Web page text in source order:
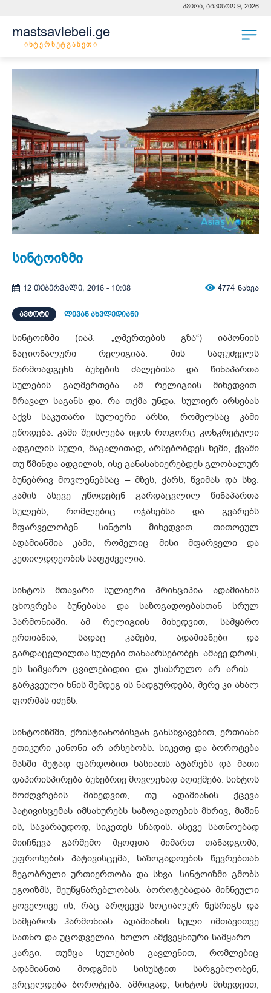
კვირა, აგვისტო 9, 2026
mastsavlebeli.ge
ინტერნეტგაზეთი
სინტოიზმი
12 თებერვალი, 2016 - 10:08 4774 ნახვა
ᲐᲕᲢᲝᲠᲘ ლევან ახვლედიანი
სინტოიზმი (იაპ. „ღმერთების გზა“) იაპონიის
ნაციონალური რელიგიაა. მის საფუძველს
წარმოადგენს ბუნების ძალებისა და წინაპართა
სულების გაღმერთება. ამ რელიგიის მიხედვით,
მრავალ საგანს და, რა თქმა უნდა, სულიერ არსებას
აქვს საკუთარი სულიერი არსი, რომელსაც კამი
ეწოდება. კამი შეიძლება იყოს როგორც კონკრეტული
ადგილის სული, მაგალითად, არსებობდეს ხეში, ქვაში
თუ წმინდა ადგილას, ისე განასახიერებდეს გლობალურ
ბუნებრივ მოვლენებსაც – მზეს, ქარს, წვიმას და სხვ.
კამის ასევე უწოდებენ გარდაცვლილ წინაპართა
სულებს, რომლებიც ოჯახებსა და გვარებს
მფარველობენ. სინტოს მიხედვით, თითოეულ
ადამიანშია კამი, რომელიც მისი მფარველი და
კეთილდღეობის საფუძველია.
სინტოს მთავარი სულიერი პრინციპია ადამიანის
ცხოვრება ბუნებასა და საზოგადოებასთან სრულ
ჰარმონიაში. ამ რელიგიის მიხედვით, სამყარო
ერთიანია, სადაც კამები, ადამიანები და
გარდაცვლილთა სულები თანაარსებობენ. ამავე დროს,
ეს სამყარო ცვალებადია და უსასრულო არ არის –
გარკვეული ხნის შემდეგ ის ნადგურდება, მერე კი ახალ
ფორმას იძენს.
სინტოიზმში, ქრისტიანობისგან განსხვავებით, ერთიანი
ეთიკური კანონი არ არსებობს. სიკეთე და ბოროტება
მასში მეტად ფარდობით ხასიათს ატარებს და მათი
დაპირისპირება ბუნებრივ მოვლენად აღიქმება. სინტოს
მოძღვრების მიხედვით, თუ ადამიანის ქცევა
პატივისცემას იმსახურებს საზოგადოების მხრივ, მაშინ
ის, სავარაუდოდ, სიკეთეს სჩადის. ასევე სათნოებად
მიიჩნევა გარშემო მყოფთა მიმართ თანადგომა,
უფროსების პატივისცემა, საზოგადოების წევრებთან
მეგობრული ურთიერთობა და სხვა. სინტოიზმი გმობს
ეგოიზმს, შეუწყნარებლობას. ბოროტებადაა მიჩნეული
ყოველივე ის, რაც არღვევს სოციალურ წესრიგს და
სამყაროს ჰარმონიას. ადამიანის სული იმთავითვე
სათნო და უცოდველია, ხოლო ამქვეყნიური სამყარო –
კარგი, თუმცა სულების გავლენით, რომლებიც
ადამიანთა მოდგმის სისუსტით სარგებლობენ,
ვრცელდება ბოროტება. ამრიგად, სინტოს მიხედვით,